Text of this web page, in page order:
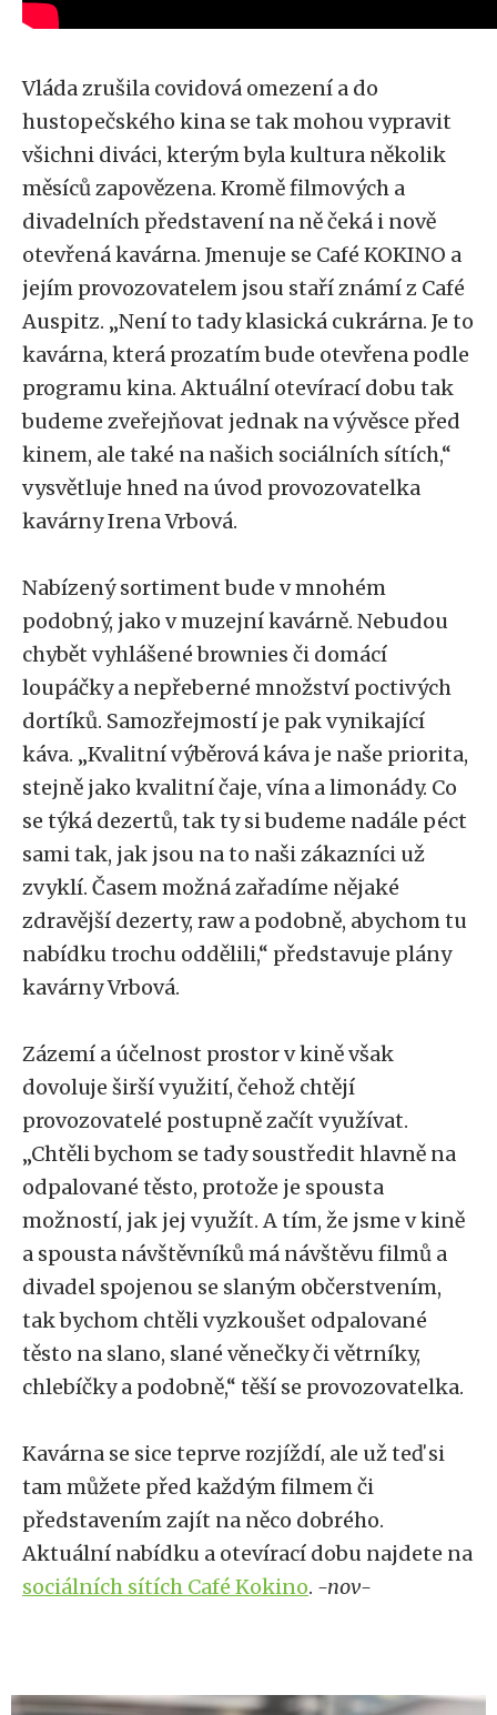
Vláda zrušila covidová omezení a do
hustopečského kina se tak mohou vypravit
všichni diváci, kterým byla kultura několik
měsíců zapovězena. Kromě filmových a
divadelních představení na ně čeká i nově
otevřená kavárna. Jmenuje se Café KOKINO a
jejím provozovatelem jsou staří známí z Café
Auspitz. „Není to tady klasická cukrárna. Je to
kavárna, která prozatím bude otevřena podle
programu kina. Aktuální otevírací dobu tak
budeme zveřejňovat jednak na vývěsce před
kinem, ale také na našich sociálních sítích,“
vysvětluje hned na úvod provozovatelka
kavárny Irena Vrbová.
Nabízený sortiment bude v mnohém
podobný, jako v muzejní kavárně. Nebudou
chybět vyhlášené brownies či domácí
loupáčky a nepřeberné množství poctivých
dortíků. Samozřejmostí je pak vynikající
káva. „Kvalitní výběrová káva je naše priorita,
stejně jako kvalitní čaje, vína a limonády. Co
se týká dezertů, tak ty si budeme nadále péct
sami tak, jak jsou na to naši zákazníci už
zvyklí. Časem možná zařadíme nějaké
zdravější dezerty, raw a podobně, abychom tu
nabídku trochu oddělili,“ představuje plány
kavárny Vrbová.
Zázemí a účelnost prostor v kině však
dovoluje širší využití, čehož chtějí
provozovatelé postupně začít využívat.
„Chtěli bychom se tady soustředit hlavně na
odpalované těsto, protože je spousta
možností, jak jej využít. A tím, že jsme v kině
a spousta návštěvníků má návštěvu filmů a
divadel spojenou se slaným občerstvením,
tak bychom chtěli vyzkoušet odpalované
těsto na slano, slané věnečky či větrníky,
chlebíčky a podobně,“ těší se provozovatelka.
Kavárna se sice teprve rozjíždí, ale už teď si
tam můžete před každým filmem či
představením zajít na něco dobrého.
Aktuální nabídku a otevírací dobu najdete na
sociálních sítích Café Kokino. -nov-